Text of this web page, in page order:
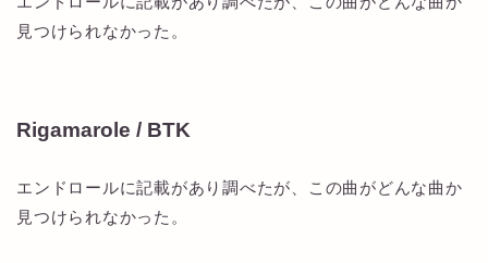
見つけられなかった。
Rigamarole / BTK
エンドロールに記載があり調べたが、この曲がどんな曲か
見つけられなかった。